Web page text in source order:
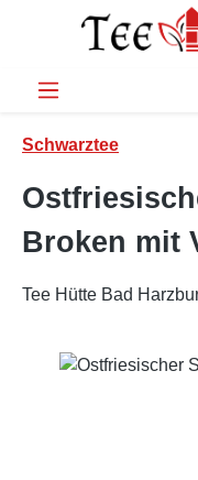
Zum Hauptinhalt
Schwarztee
Broken mit
Tee Hütte Bad
Bildergalerie